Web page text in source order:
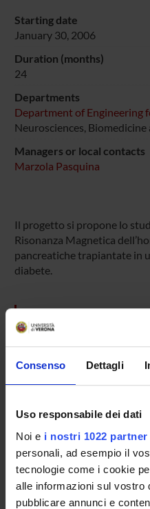
Consenso Dettagli
Uso responsabile dei dati
Noi e i nostri 1022 partner
personali, ad esempio il
tecnologie come i cookie
alle informazioni sul vostro
pubblicare annunci e
Starting date
January 30, 2006
Duration (months)
24
Departments
Department of Engineering
Neurosciences,
Managers or local contacts
Marzola Pasquina
Il progetto si propone lo
Risonanza Magnetica
pancreatiche trapiantate in
diabete.
MUR - Ministero
Funds:
assigned and
PROJECT PARTICIPANTS
Pasquina Marzola
Full Professor